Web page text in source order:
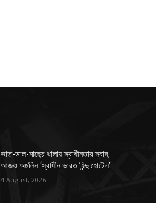
ভাত-ডাল-মাছের থালায় স্বাধীনতার স্বাদ,
আজও অমলিন ‘স্বাধীন ভারত হিন্দু হোটেল’
4 August, 2026